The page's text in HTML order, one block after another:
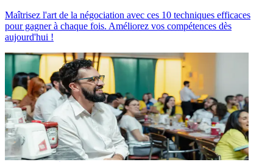
Maîtrisez l'art de la négociation avec ces 10 techniques efficaces
pour gagner à chaque fois. Améliorez vos compétences dès
aujourd'hui !